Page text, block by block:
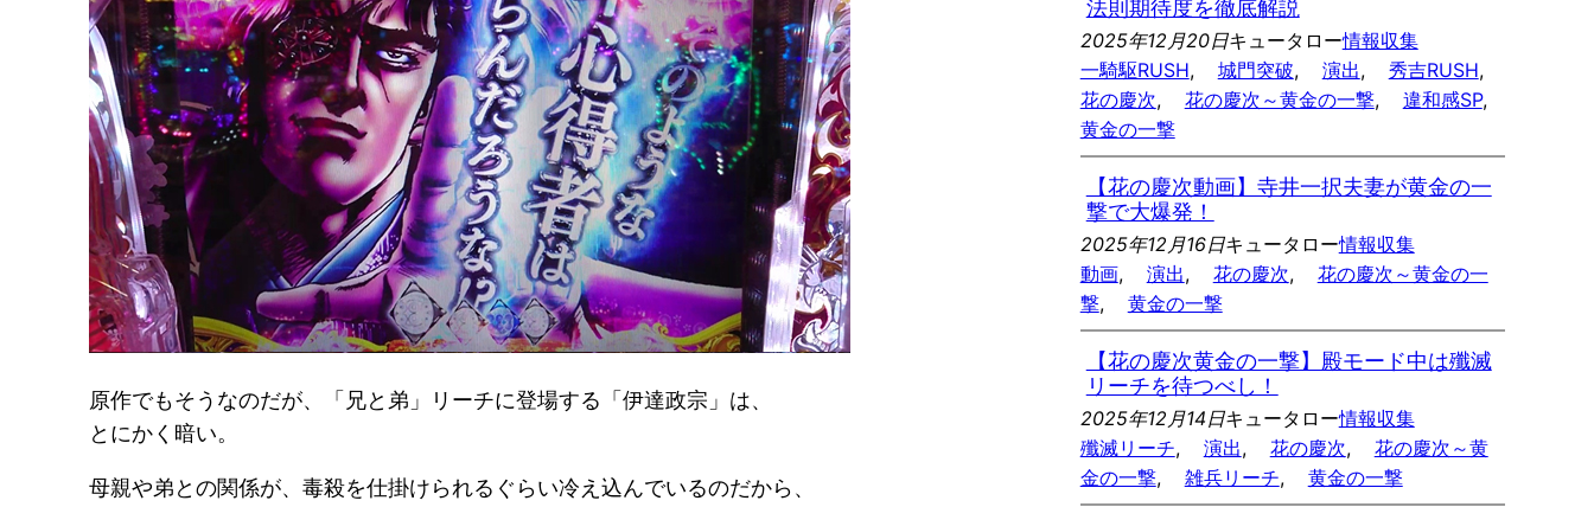
原作でもそうなのだが、「兄と弟」リーチに登場する「伊達政宗」は、
とにかく暗い。
母親や弟との関係が、毒殺を仕掛けられるぐらい冷え込んでいるのだから、
法則期待度を徹底解説
2025年12月20日キュータロー情報収集
一騎駆RUSH, 城門突破, 演出, 秀吉RUSH ,
花の慶次, 花の慶次～黄金の一撃, 違和感SP ,
黄金の一撃
【花の慶次動画】寺井一択夫妻が黄金の一
撃で大爆発！
2025年12月16日キュータロー情報収集
動画, 演出, 花の慶次,
花の慶次～黄金の一
撃, 黄金の一撃
【花の慶次黄金の一撃】殿モード中は殲滅
リーチを待つべし！
2025年12月14日キュータロー情報収集
殲滅リーチ, 演出, 花の慶次,
花の慶次～黄
金の一撃, 雑兵リーチ, 黄金の一撃